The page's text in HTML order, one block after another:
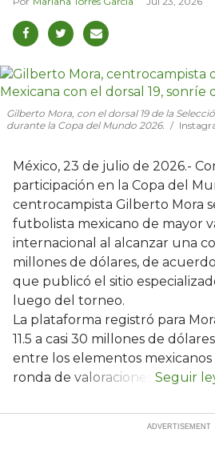
Gilberto Mora, con el dorsal 19 de la
durante la Copa del Mundo 2026.
México, 23 de julio de 2026.-
participación en la Copa del
centrocampista Gilberto Mora
futbolista mexicano de mayor
internacional al alcanzar una
millones de dólares, de
que publicó el sitio
luego del torneo.
La plataforma registró para
11.5 a casi 30 millones de
entre los elementos mexicanos
ronda de valoraciones.